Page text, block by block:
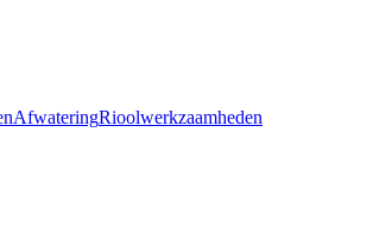
AfwateringRioolwerkzaamheden